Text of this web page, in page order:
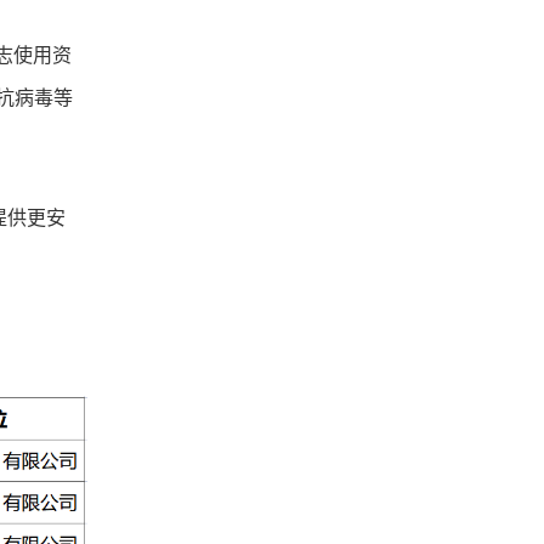
使用资
病毒等
供更安